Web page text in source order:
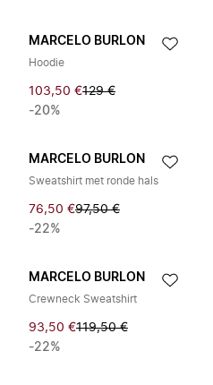
MARCELO BURLON
Hoodie
103,50 €129 €
-20%
MARCELO BURLON
Sweatshirt met ronde hals
76,50 €97,50 €
-22%
MARCELO BURLON
Crewneck Sweatshirt
93,50 €119,50 €
-22%